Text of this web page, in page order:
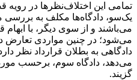
تمامی این اختلاف‌نظرها در
یک‌سو، دادگاه‌ها مکلف به بررسی
می‌باشند و از سوی دیگر، با ابهام
می‌شود؛ در چنین مواردی تعارض
دادگاهی به بطلان قرارداد نظر
می‌دهد، دادگاه سوم، برحسب
گزیند.